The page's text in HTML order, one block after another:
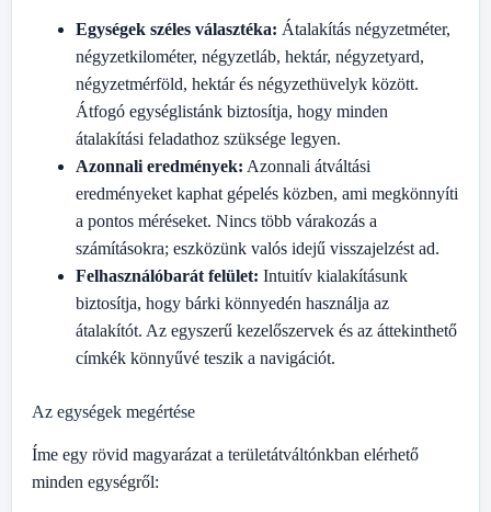
Egységek széles választéka: Átalakítás négyzetméter,
négyzetkilométer, négyzetláb, hektár, négyzetyard,
négyzetmérföld, hektár és négyzethüvelyk között.
Átfogó egységlistánk biztosítja, hogy minden
átalakítási feladathoz szüksége legyen.
Azonnali eredmények: Azonnali átváltási
eredményeket kaphat gépelés közben, ami megkönnyíti
a pontos méréseket. Nincs több várakozás a
számításokra; eszközünk valós idejű visszajelzést ad.
Felhasználóbarát felület: Intuitív kialakításunk
biztosítja, hogy bárki könnyedén használja az
átalakítót. Az egyszerű kezelőszervek és az áttekinthető
címkék könnyűvé teszik a navigációt.
Az egységek megértése
Íme egy rövid magyarázat a területátváltónkban elérhető
minden egységről: